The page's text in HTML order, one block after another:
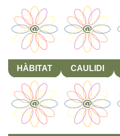
HÀBITAT CAULIDI